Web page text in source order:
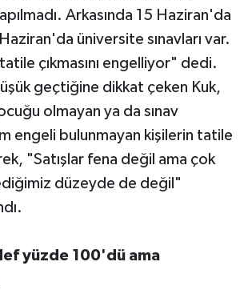
Arkasında 15 Haziran'da
üniversite sınavları var.
çıkmasını engelliyor" dedi.
geçtiğine dikkat çeken Kuk,
olmayan ya da sınav
engeli bulunmayan kişilerin tatile
"Satışlar fena değil ama çok
düzeyde de değil"
yüzde 100'dü ama